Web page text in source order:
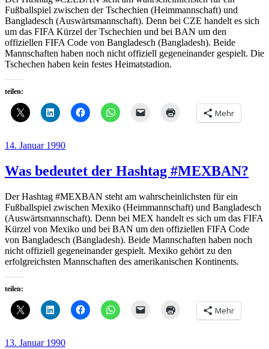
Fußballspiel zwischen der Tschechien (Heimmannschaft) und
Bangladesch (Auswärtsmannschaft). Denn bei CZE handelt es sich
um das FIFA Kürzel der Tschechien und bei BAN um den
offiziellen FIFA Code von Bangladesch (Bangladesh). Beide
Mannschaften haben noch nicht offiziell gegeneinander gespielt. Die
Tschechen haben kein festes Heimatstadion.
teilen:
Mehr
Veröffentlicht
14. Januar 1990
Was bedeutet der Hashtag #MEXBAN?
Der Hashtag #MEXBAN steht am wahrscheinlichsten für ein
Fußballspiel zwischen Mexiko (Heimmannschaft) und Bangladesch
(Auswärtsmannschaft). Denn bei MEX handelt es sich um das FIFA
Kürzel von Mexiko und bei BAN um den offiziellen FIFA Code
von Bangladesch (Bangladesh). Beide Mannschaften haben noch
nicht offiziell gegeneinander gespielt. Mexiko gehört zu den
erfolgreichsten Mannschaften des amerikanischen Kontinents.
teilen:
Mehr
Veröffentlicht
13. Januar 1990